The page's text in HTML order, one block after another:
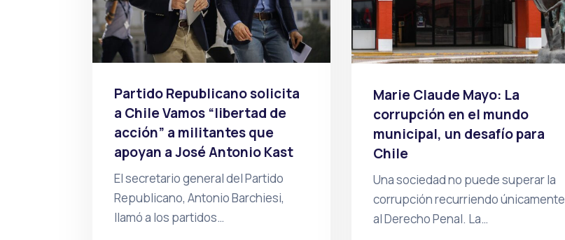
Partido Republicano solicita
a Chile Vamos “libertad de
acción” a militantes que
apoyan a José Antonio Kast
El secretario general del Partido
Republicano, Antonio Barchiesi,
llamó a los partidos…
Marie Claude Mayo: La
corrupción en el mundo
municipal, un desafío para
Chile
Una sociedad no puede superar la
corrupción recurriendo únicamente
al Derecho Penal. La…